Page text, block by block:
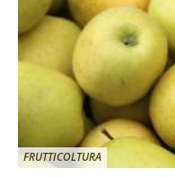
FRUTTICOLTURA